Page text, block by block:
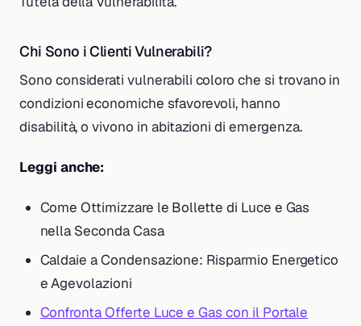
Chi Sono i Clienti Vulnerabili?
Sono considerati vulnerabili coloro che si trovano in
condizioni economiche sfavorevoli, hanno
disabilità, o vivono in abitazioni di emergenza.
Leggi anche:
Come Ottimizzare le Bollette di Luce e Gas
nella Seconda Casa
Caldaie a Condensazione: Risparmio Energetico
e Agevolazioni
Confronta Offerte Luce e Gas con il Portale